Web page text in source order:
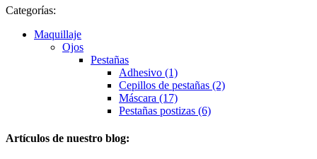
Categorías:
Maquillaje
Ojos
Pestañas
Adhesivo (1)
Cepillos de pestañas (2)
Máscara (17)
Pestañas postizas (6)
Artículos de nuestro blog: